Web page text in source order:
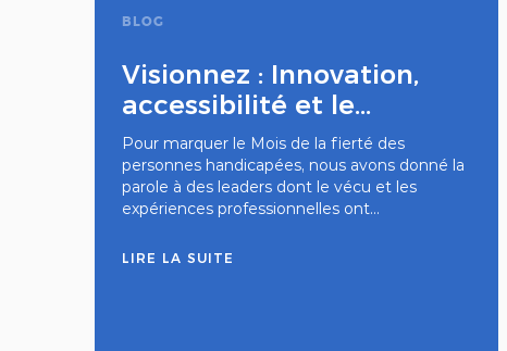
BLOG
Visionnez : Innovation,
accessibilité et le...
Pour marquer le Mois de la fierté des
personnes handicapées, nous avons donné la
parole à des leaders dont le vécu et les
expériences professionnelles ont...
LIRE LA SUITE